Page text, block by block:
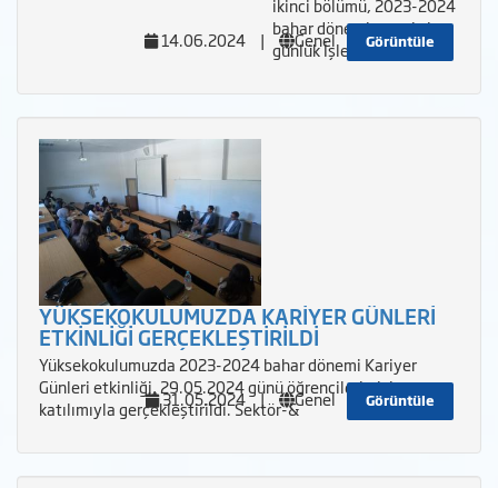
ikinci bölümü, 2023-2024
bahar dönemi yetmiş iş
günlük İşletmGörüntüle
14.06.2024 | Genel
YÜKSEKOKULUMUZDA KARİYER GÜNLERİ
ETKİNLİĞİ GERÇEKLEŞTİRİLDİ
Yüksekokulumuzda 2023-2024 bahar dönemi Kariyer
Günleri etkinliği, 29.05.2024 günü öğrencilerimizin
katılımıyla gerçekleştirildi. Sektör-&
Görüntüle
31.05.2024 | Genel